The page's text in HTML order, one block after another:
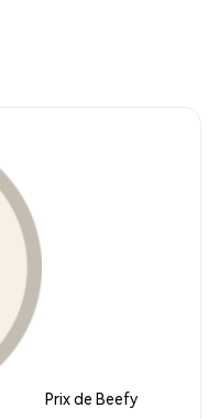
Prix de Beefy